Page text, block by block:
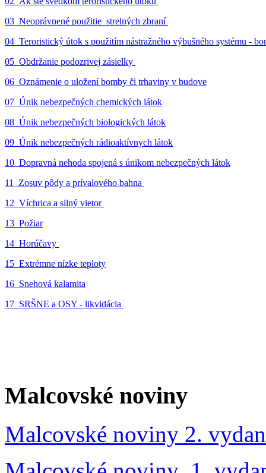
03_Neoprávnené použitie strelných zbraní
04_Teroristický útok s použitím nástražného výbušného systému -
05_Obdržanie podozrivej zásielky
06_Oznámenie o uložení bomby či trhaviny v budove
07_Únik nebezpečných chemických látok
08_Únik nebezpečných biologických látok
09_Únik nebezpečných rádioaktívnych látok
10_Dopravná nehoda spojená s únikom nebezpečných látok
11_Zosuv pôdy a prívalového bahna
12_Víchrica a silný vietor
13_Požiar
14_Horúčavy
15_Extrémne nízke teploty
16_Snehová kalamita
17_SRŠNE a OSY - likvidácia
Malcovské noviny
Malcovské noviny 2.